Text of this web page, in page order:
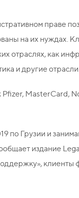
праве
на их нуждах.
отраслях, как
и другие
MasterCard,
Грузии и
издание